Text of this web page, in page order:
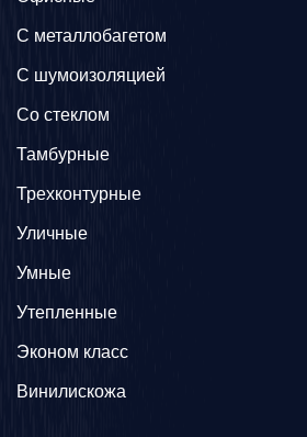
C металлобагетом
С шумоизоляцией
Со стеклом
Тамбурные
Трехконтурные
Уличные
Умные
Утепленные
Эконом класс
Винилискожа